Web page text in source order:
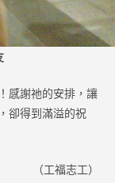
感謝祂的安排，讓
卻得到滿溢的祝
（工福志工）